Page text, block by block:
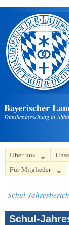
Direkt zum Inhalt
Bayerischer
Familienforschung in
Über uns
Für Mitglieder
Schul-
Schul-